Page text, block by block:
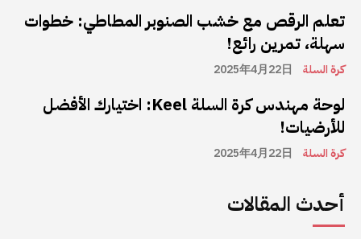
تعلم الرقص مع خشب الصنوبر المطاطي: خطوات
سهلة، تمرين رائع!
كرة السلة 2025年4月22日
لوحة مهندس كرة السلة Keel: اختيارك الأفضل
للأرضيات!
كرة السلة 2025年4月22日
أحدث المقالات